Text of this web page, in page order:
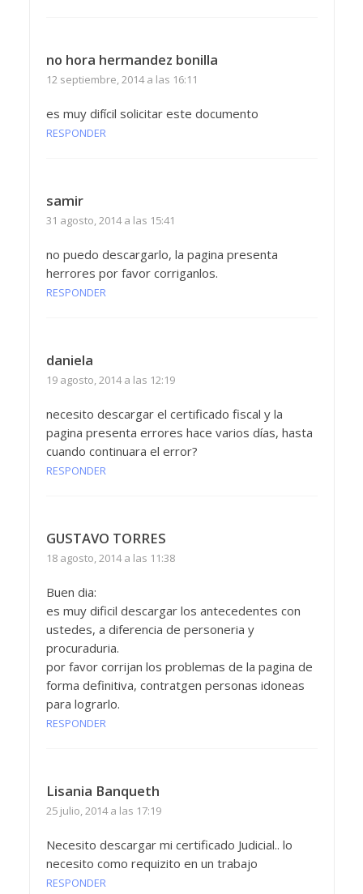
no hora hermandez bonilla
12 septiembre, 2014 a las 16:11
es muy difícil solicitar este documento
RESPONDER
samir
31 agosto, 2014 a las 15:41
no puedo descargarlo, la pagina presenta
herrores por favor corriganlos.
RESPONDER
daniela
19 agosto, 2014 a las 12:19
necesito descargar el certificado fiscal y la
pagina presenta errores hace varios días, hasta
cuando continuara el error?
RESPONDER
GUSTAVO TORRES
18 agosto, 2014 a las 11:38
Buen dia:
es muy dificil descargar los antecedentes con
ustedes, a diferencia de personeria y
procuraduria.
por favor corrijan los problemas de la pagina de
forma definitiva, contratgen personas idoneas
para lograrlo.
RESPONDER
Lisania Banqueth
25 julio, 2014 a las 17:19
Necesito descargar mi certificado Judicial.. lo
necesito como requizito en un trabajo
RESPONDER